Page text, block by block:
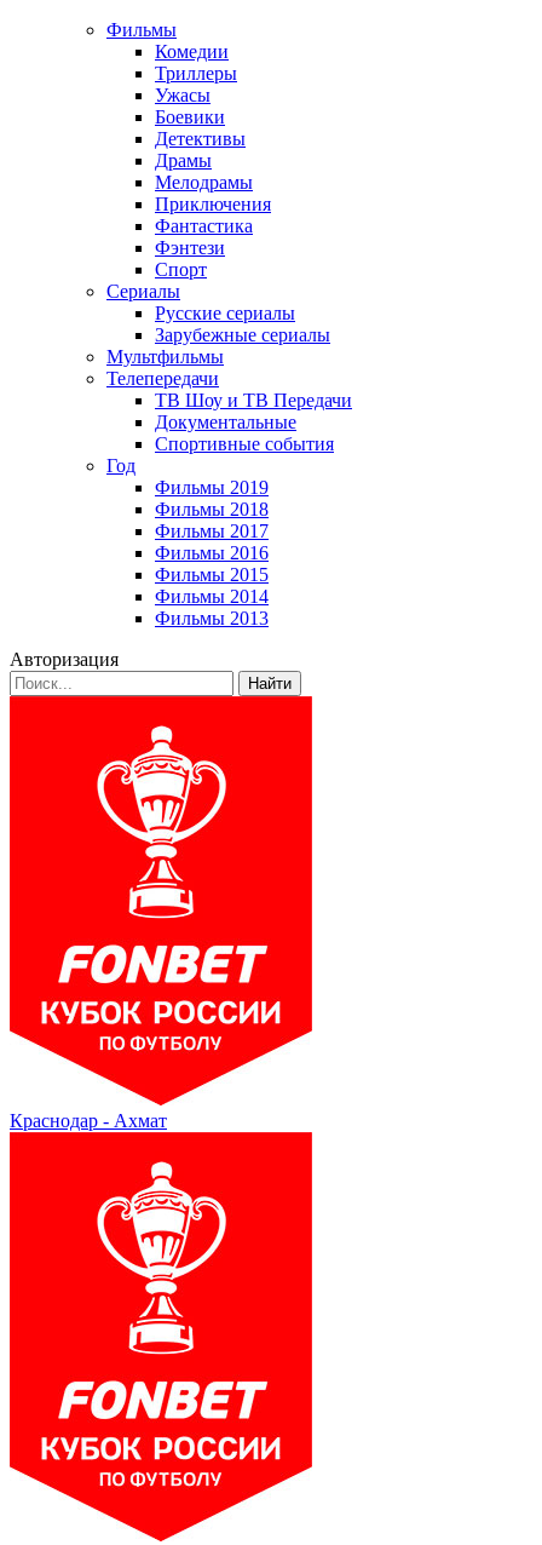
Фильмы
Комедии
Триллеры
Ужасы
Боевики
Детективы
Драмы
Мелодрамы
Приключения
Фантастика
Фэнтези
Спорт
Сериалы
Русские сериалы
Зарубежные сериалы
Мультфильмы
Телепередачи
ТВ Шоу и ТВ Передачи
Документальные
Спортивные события
Год
Фильмы 2019
Фильмы 2018
Фильмы 2017
Фильмы 2016
Фильмы 2015
Фильмы 2014
Фильмы 2013
Авторизация
Найти
Краснодар - Ахмат